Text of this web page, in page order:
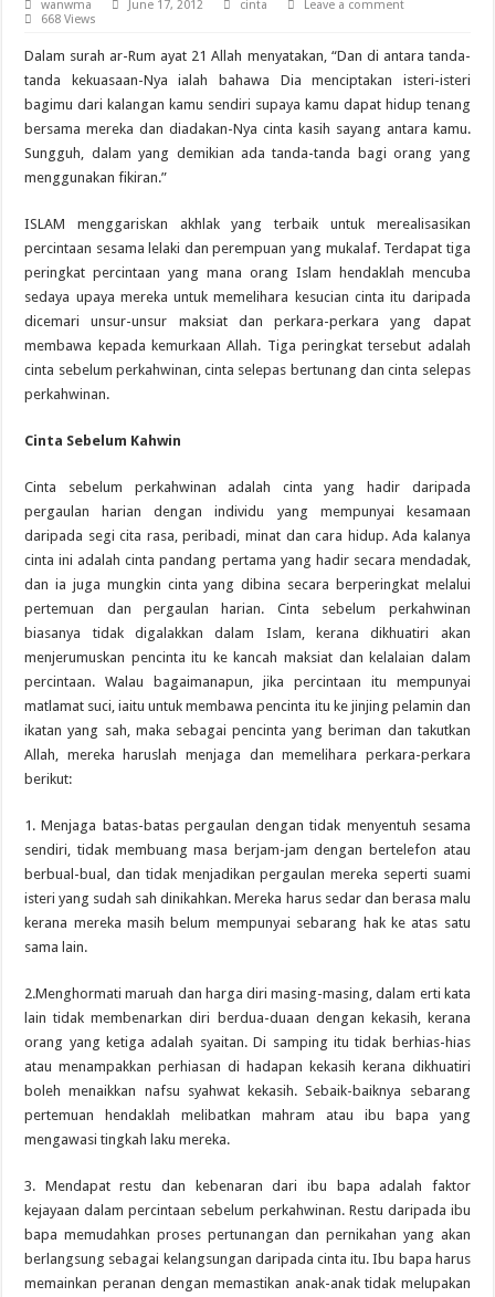
wanwma June 17, 2012 cinta
Leave a comment
668 Views
Dalam surah ar-Rum ayat 21 Allah menyatakan, “Dan di antara tanda-
tanda kekuasaan-Nya ialah bahawa Dia menciptakan isteri-isteri
bagimu dari kalangan kamu sendiri supaya kamu dapat hidup tenang
bersama mereka dan diadakan-Nya cinta kasih sayang antara kamu.
Sungguh, dalam yang demikian ada tanda-tanda bagi orang yang
menggunakan fikiran.”
ISLAM menggariskan akhlak yang terbaik untuk merealisasikan
percintaan sesama lelaki dan perempuan yang mukalaf. Terdapat tiga
peringkat percintaan yang mana orang Islam hendaklah mencuba
sedaya upaya mereka untuk memelihara kesucian cinta itu daripada
dicemari unsur-unsur maksiat dan perkara-perkara yang dapat
membawa kepada kemurkaan Allah. Tiga peringkat tersebut adalah
cinta sebelum perkahwinan, cinta selepas bertunang dan cinta selepas
perkahwinan.
Cinta Sebelum Kahwin
Cinta sebelum perkahwinan adalah cinta yang hadir daripada
pergaulan harian dengan individu yang mempunyai kesamaan
daripada segi cita rasa, peribadi, minat dan cara hidup. Ada kalanya
cinta ini adalah cinta pandang pertama yang hadir secara mendadak,
dan ia juga mungkin cinta yang dibina secara berperingkat melalui
pertemuan dan pergaulan harian. Cinta sebelum perkahwinan
biasanya tidak digalakkan dalam Islam, kerana dikhuatiri akan
menjerumuskan pencinta itu ke kancah maksiat dan kelalaian dalam
percintaan. Walau bagaimanapun, jika percintaan itu mempunyai
matlamat suci, iaitu untuk membawa pencinta itu ke jinjing pelamin dan
ikatan yang sah, maka sebagai pencinta yang beriman dan takutkan
Allah, mereka haruslah menjaga dan memelihara perkara-perkara
berikut:
1. Menjaga batas-batas pergaulan dengan tidak menyentuh sesama
sendiri, tidak membuang masa berjam-jam dengan bertelefon atau
berbual-bual, dan tidak menjadikan pergaulan mereka seperti suami
isteri yang sudah sah dinikahkan. Mereka harus sedar dan berasa malu
kerana mereka masih belum mempunyai sebarang hak ke atas satu
sama lain.
2.Menghormati maruah dan harga diri masing-masing, dalam erti kata
lain tidak membenarkan diri berdua-duaan dengan kekasih, kerana
orang yang ketiga adalah syaitan. Di samping itu tidak berhias-hias
atau menampakkan perhiasan di hadapan kekasih kerana dikhuatiri
boleh menaikkan nafsu syahwat kekasih. Sebaik-baiknya sebarang
pertemuan hendaklah melibatkan mahram atau ibu bapa yang
mengawasi tingkah laku mereka.
3. Mendapat restu dan kebenaran dari ibu bapa adalah faktor
kejayaan dalam percintaan sebelum perkahwinan. Restu daripada ibu
bapa memudahkan proses pertunangan dan pernikahan yang akan
berlangsung sebagai kelangsungan daripada cinta itu. Ibu bapa harus
memainkan peranan dengan memastikan anak-anak tidak melupakan